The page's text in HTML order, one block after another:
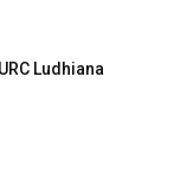
Ludhiana